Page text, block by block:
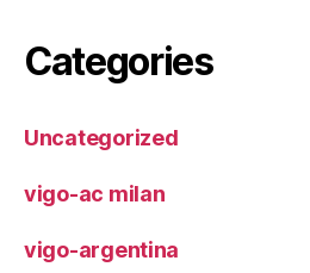
Categories
Uncategorized
vigo-ac milan
vigo-argentina